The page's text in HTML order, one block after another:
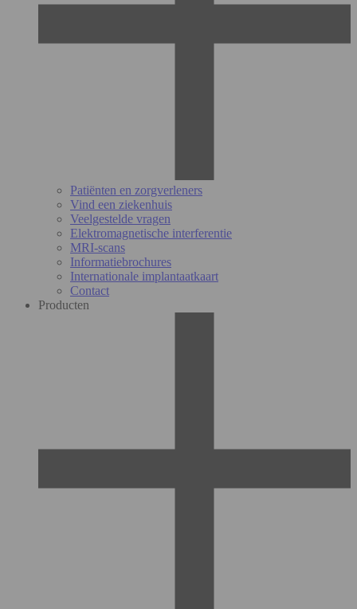
Patiënten en zorgverleners
Vind een ziekenhuis
Veelgestelde vragen
Elektromagnetische interferentie
MRI-scans
Informatiebrochures
Internationale implantaatkaart
Contact
Producten